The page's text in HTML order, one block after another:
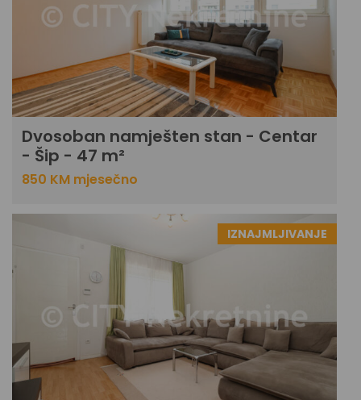
Dvosoban namješten stan - Centar
- Šip - 47 m²
850 KM mjesečno
IZNAJMLJIVANJE